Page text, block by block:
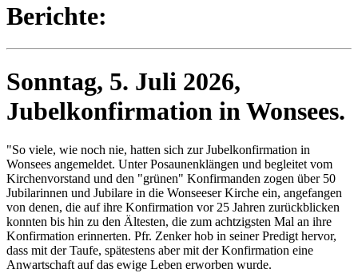
Berichte:
Sonntag, 5. Juli 2026,
Jubelkonfirmation in Wonsees.
"So viele, wie noch nie, hatten sich zur Jubelkonfirmation in
Wonsees angemeldet. Unter Posaunenklängen und begleitet vom
Kirchenvorstand und den "grünen" Konfirmanden zogen über 50
Jubilarinnen und Jubilare in die Wonseeser Kirche ein, angefangen
von denen, die auf ihre Konfirmation vor 25 Jahren zurückblicken
konnten bis hin zu den Ältesten, die zum achtzigsten Mal an ihre
Konfirmation erinnerten. Pfr. Zenker hob in seiner Predigt hervor,
dass mit der Taufe, spätestens aber mit der Konfirmation eine
Anwartschaft auf das ewige Leben erworben wurde.